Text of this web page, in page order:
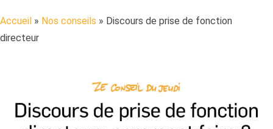
Accueil » Nos conseils » Discours de prise de fonction
directeur